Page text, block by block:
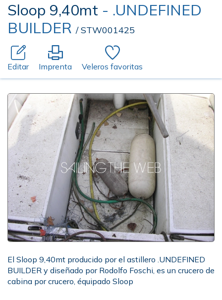
Sloop 9,40mt - .UNDEFINED
BUILDER / STW001425
Editar Imprenta Veleros favoritas
El Sloop 9,40mt producido por el astillero .UNDEFINED
BUILDER y diseñado por Rodolfo Foschi, es un crucero de
cabina por crucero, équipado Sloop